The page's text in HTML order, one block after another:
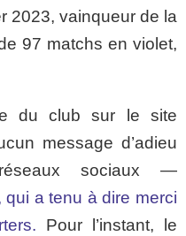
2023, vainqueur de la
97 matchs en violet,
du club sur le site
message d’adieu
sociaux —
a tenu à dire merci
Pour l’instant, le